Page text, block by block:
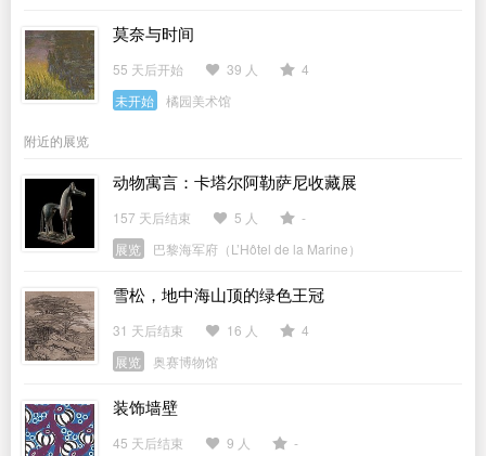
莫奈与时间
55 天后开始 39 人
4
未开始
橘园美术馆
附近的展览
动物寓言：卡塔尔阿勒萨尼收藏展
157 天后结束 5 人
-
展览
巴黎海军府（L’Hôtel de la Marine）
雪松，地中海山顶的绿色王冠
31 天后结束 16 人
4
展览
奥赛博物馆
装饰墙壁
45 天后结束 9 人 -